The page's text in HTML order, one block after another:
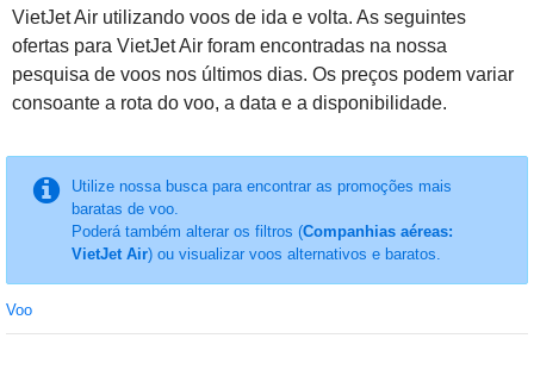
VietJet Air utilizando voos de ida e volta. As seguintes
ofertas para VietJet Air foram encontradas na nossa
pesquisa de voos nos últimos dias. Os preços podem variar
consoante a rota do voo, a data e a disponibilidade.
Utilize nossa busca para encontrar as promoções mais
baratas de voo.
Poderá também alterar os filtros (Companhias aéreas:
VietJet Air) ou visualizar voos alternativos e baratos.
Voo